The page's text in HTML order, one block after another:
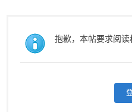
抱歉，本帖要求阅